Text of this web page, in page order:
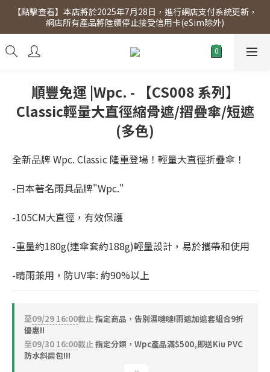
【點擊查看】會員專享 星期三全單95折!!!（優惠期至2026年12月
31日）。滿$300即免運費。
【點擊查看】本店將於2025年7月28日，進行網店支付系統更新，
網店所有產品將陸續停止接受信用卡(eSim除外)
【點擊查看】會員專享 星期三全單95折!!!（優惠期至2026年12月
31日）。滿$300即免運費。
順豐免運 |Wpc. - 【CS008 系列】
Classic輕量大直徑縮骨遮/摺疊傘/短遮
(多色)
全新品牌 Wpc. Classic 隆重登場！輕量大直徑折疊傘！
-日本著名雨具品牌"Wpc."
-105CM大直徑，有效保護
-重量約180g(連傘套約188g)輕量設計，易於攜帶和使用
-晴雨兼用，防UV率: 約90%以上
至09/29 16:00截止指定商品，告別濕噠噠!雨遮加遮套組合9折
優惠!!
至09/30 16:00截止指定分類，Wpc產品滿$500,即送Kiu PVC
防水斜肩包!!!